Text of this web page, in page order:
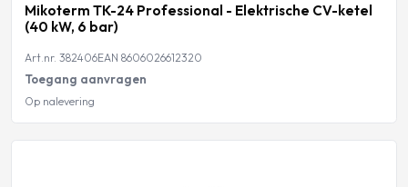
Mikoterm TK-24 Professional - Elektrische CV-ketel
(40 kW, 6 bar)
Art.nr. 382406EAN 8606026612320
Toegang aanvragen
Op nalevering